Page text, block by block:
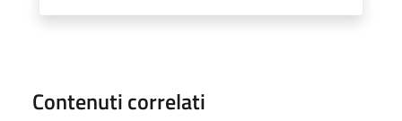
Contenuti correlati